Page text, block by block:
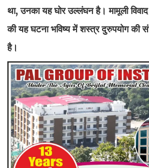
था, उनका यह घोर उल्लंघन है। मामूली
की यह घटना भविष्य में शस्त्र दुरुपयोग की
है।